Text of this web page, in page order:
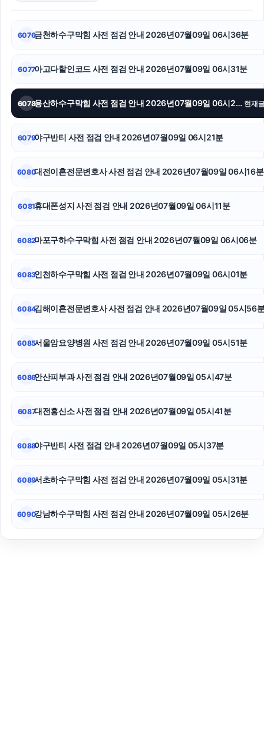
소액결제현금화
폰테크
재산분할소송
기아 EV3 장기렌트
강남상간소송변호사
핸드폰소액결제
6076금천하수구막힘 사전 점검 안내 2026년07월09일 06시36분
6077아고다할인코드 사전 점검 안내 2026년07월09일 06시31분
6078 용산하수구막힘 사전 점검 안내 2026년07월09일 06시26분 현재
6079야구반티 사전 점검 안내 2026년07월09일 06시21분
6080대전이혼전문변호사 사전 점검 안내 2026년07월09일 06시16분
6081휴대폰성지 사전 점검 안내 2026년07월09일 06시11분
6082마포구하수구막힘 사전 점검 안내 2026년07월09일 06시06분
6083인천하수구막힘 사전 점검 안내 2026년07월09일 06시01분
6084김해이혼전문변호사 사전 점검 안내 2026년07월09일 05시56
6085서울암요양병원 사전 점검 안내 2026년07월09일 05시51분
6086안산피부과 사전 점검 안내 2026년07월09일 05시47분
6087대전흥신소 사전 점검 안내 2026년07월09일 05시41분
6088야구반티 사전 점검 안내 2026년07월09일 05시37분
6089서초하수구막힘 사전 점검 안내 2026년07월09일 05시31분
6090강남하수구막힘 사전 점검 안내 2026년07월09일 05시26분